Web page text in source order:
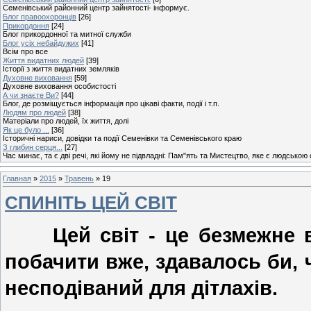
Семенівський районний центр зайнятості- інформує.
Блог правоохоронців [26]
Прикордоння [24]
Блог прикордонної та митної служби
Блог усіх небайдужих [41]
Всім про все
Життя видатних людей [39]
Історії з життя видатних земляків
Духовне виховання [59]
Духовне виховання особистості
А чи знаєте Ви? [44]
Блог, де розміщується інформація про цікаві факти, події і т.п.
Людям про людей [38]
Матеріали про людей, їх життя, долі
Як це було ...
[36]
Історичні нариси, довідки та події Семенівки та Семенівського краю
З глибин серця...
[27]
Час минає, та є дві речі, які йому не підвладні: Пам"ять та Мистецтво, яке є
Главная » 2015 » Травень » 19
СПИНІТЬ ЦЕЙ СВІТ
Цей світ - це безмежне
побачити вже, здавалось би,
несподіваний для дітлахів.